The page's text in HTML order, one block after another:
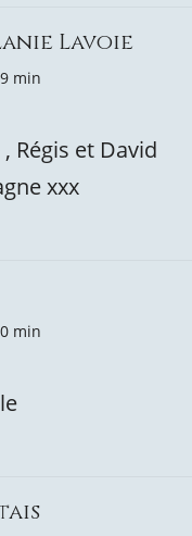
Lavoie
min
Régis et David
xxx
min